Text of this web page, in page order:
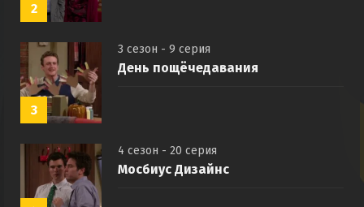
2
3
3 сезон - 9 серия
День пощёчедавания
4 сезон - 20 серия
Мосбиус Дизайнс